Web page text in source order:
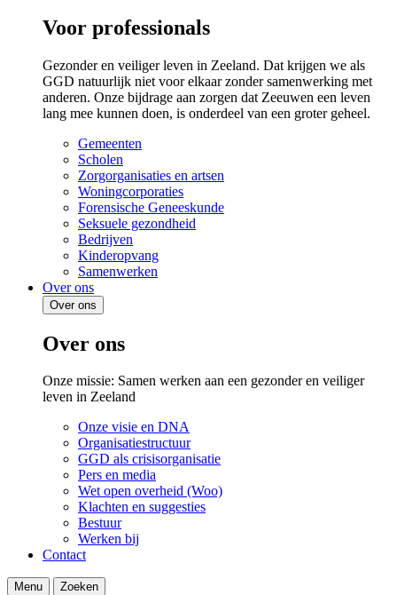
Voor professionals
Gezonder en veiliger leven in Zeeland. Dat krijgen we als
GGD natuurlijk niet voor elkaar zonder samenwerking met
anderen. Onze bijdrage aan zorgen dat Zeeuwen een leven
lang mee kunnen doen, is onderdeel van een groter geheel.
Gemeenten
Scholen
Zorgorganisaties en artsen
Woningcorporaties
Forensische Geneeskunde
Seksuele gezondheid
Bedrijven
Kinderopvang
Samenwerken
Over ons
Over ons
Over ons
Onze missie: Samen werken aan een gezonder en veiliger
leven in Zeeland
Onze visie en DNA
Organisatiestructuur
GGD als crisisorganisatie
Pers en media
Wet open overheid (Woo)
Klachten en suggesties
Bestuur
Werken bij
Contact
Menu Zoeken